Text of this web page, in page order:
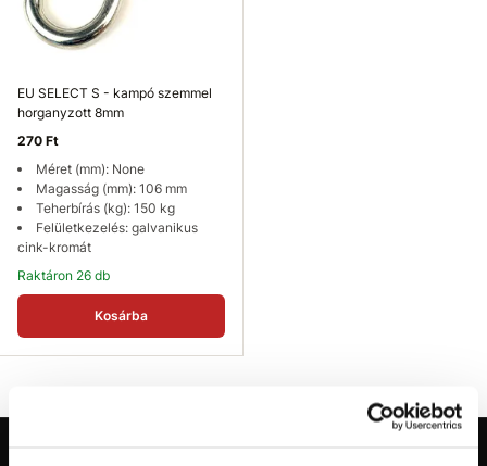
EU SELECT S - kampó szemmel
horganyzott 8mm
270 Ft
Méret (mm): None
Magasság (mm): 106 mm
Teherbírás (kg): 150 kg
Felületkezelés: galvanikus
cink-kromát
Raktáron 26 db
Kosárba